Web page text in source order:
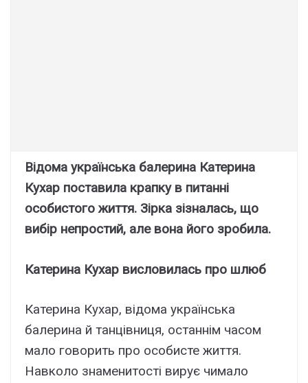
Відома українська балерина Катерина
Кухар поставила крапку в питанні
особистого життя. Зірка зізналась, що
вибір непростий, але вона його зробила.
Катерина Кухар висловилась про шлюб
Катерина Кухар, відома українська
балерина й танцівниця, останнім часом
мало говорить про особисте життя.
Навколо знаменитості вирує чимало